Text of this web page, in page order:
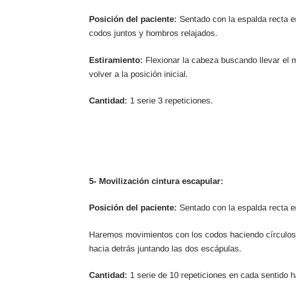
Posición del paciente: Sentado con la espalda recta
codos juntos y hombros relajados.
Estiramiento: Flexionar la cabeza buscando llevar el
volver a la posición inicial.
Cantidad: 1 serie 3 repeticiones.
5- Movilización cintura escapular:
Posición del paciente: Sentado con la espalda recta
Haremos movimientos con los codos haciendo
hacia detrás juntando las dos escápulas.
Cantidad: 1 serie de 10 repeticiones en cada sentido